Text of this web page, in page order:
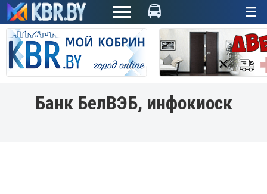
Банк БелВЭБ, инфокиоск